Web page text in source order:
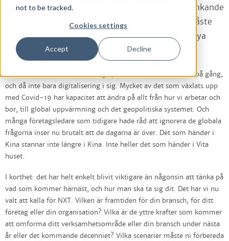
not to be tracked.
Cookies settings
Accept Decline
organisationer, en existentiell kris. Gammalt tänkande
måste ersättas med något nytt. Gamla vanor måste
rensas ut och den smärtsamma resan mot det nya
startas.
COVID-19 har accelererat många processer som redan varit på gång,
och då inte bara digitalisering i sig. Mycket av det som växlats upp
med Covid-19 har kapacitet att ändra på allt från hur vi arbetar och
bor, till global uppvärmning och det geopolitiska systemet. Och
många företagsledare som tidigare hade råd att ignorera de globala
frågorna inser nu brutalt att de dagarna är över. Det som händer i
Kina stannar inte längre i Kina. Inte heller det som händer i Vita
huset.
I korthet: det har helt enkelt blivit viktigare än någonsin att tänka på
vad som kommer härnäst, och hur man ska ta sig dit. Det har vi nu
valt att kalla för NXT. Vilken är framtiden för din bransch, för ditt
företag eller din organisation? Vilka är de yttre krafter som kommer
att omforma ditt verksamhetsområde eller din bransch under nästa
år eller det kommande decenniet? Vilka scenarier måste ni förbereda